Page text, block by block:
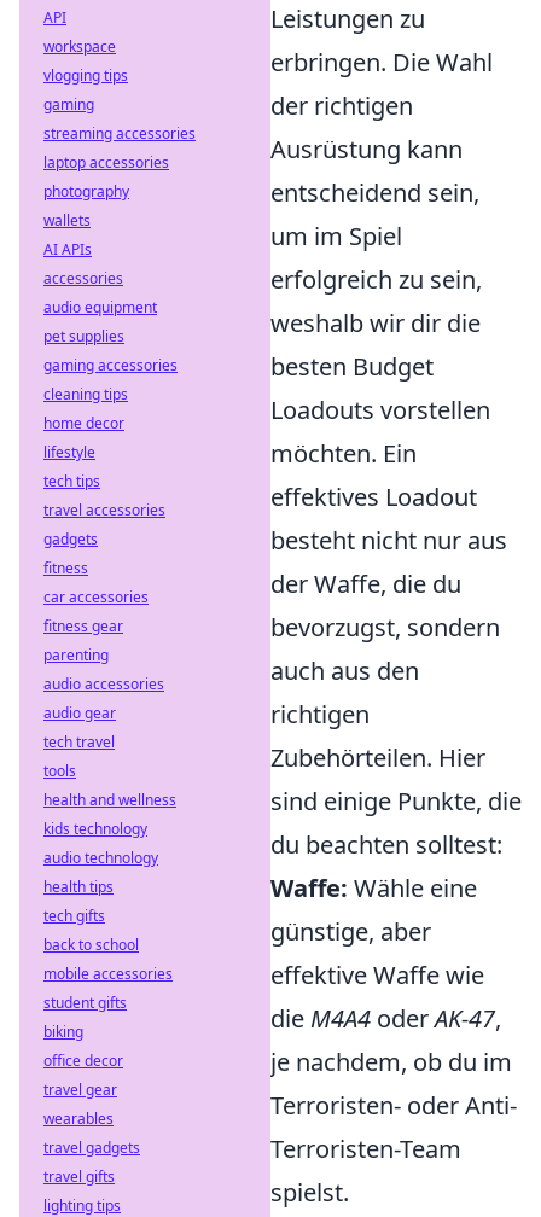
Leistungen zu
erbringen. Die Wahl
der richtigen
Ausrüstung kann
entscheidend sein,
um im Spiel
erfolgreich zu sein,
weshalb wir dir die
besten Budget
Loadouts vorstellen
möchten. Ein
effektives Loadout
besteht nicht nur aus
der Waffe, die du
bevorzugst, sondern
auch aus den
richtigen
Zubehörteilen. Hier
sind einige Punkte, die
du beachten solltest:
Waffe: Wähle eine
günstige, aber
effektive Waffe wie
die M4A4 oderAK-47,
je nachdem, ob du im
Terroristen- oder Anti-
Terroristen-Team
spielst.
API
workspace
vlogging tips
gaming
streaming accessories
laptop accessories
photography
wallets
AI APIs
accessories
audio equipment
pet supplies
gaming accessories
cleaning tips
home decor
lifestyle
tech tips
travel accessories
gadgets
fitness
car accessories
fitness gear
parenting
audio accessories
audio gear
tech travel
tools
health and wellness
kids technology
audio technology
health tips
tech gifts
back to school
mobile accessories
student gifts
biking
office decor
travel gear
wearables
travel gadgets
travel gifts
lighting tips